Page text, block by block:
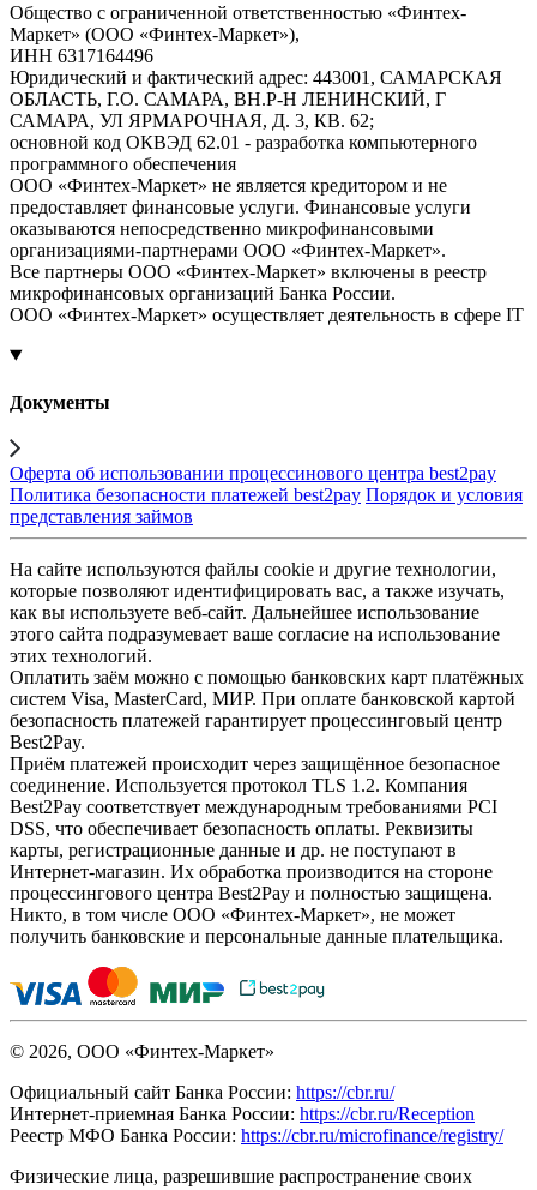
Общество с ограниченной ответственностью «Финтех-
Маркет» (ООО «Финтех-Маркет»),
ИНН 6317164496
Юридический и фактический адрес: 443001, САМАРСКАЯ
ОБЛАСТЬ, Г.О. САМАРА, ВН.Р-Н ЛЕНИНСКИЙ, Г
САМАРА, УЛ ЯРМАРОЧНАЯ, Д. 3, КВ. 62;
основной код ОКВЭД 62.01 - разработка компьютерного
программного обеспечения
ООО «Финтех-Маркет» не является кредитором и не
предоставляет финансовые услуги. Финансовые услуги
оказываются непосредственно микрофинансовыми
организациями-партнерами ООО «Финтех-Маркет».
Все партнеры ООО «Финтех-Маркет» включены в реестр
микрофинансовых организаций Банка России.
ООО «Финтех-Маркет» осуществляет деятельность в сфере IT
Документы
Оферта об использовании процессинового центра best2pay
Политика безопасности платежей best2pay Порядок и условия
представления займов
На сайте используются файлы cookie и другие технологии,
которые позволяют идентифицировать вас, а также изучать,
как вы используете веб-сайт. Дальнейшее использование
этого сайта подразумевает ваше согласие на использование
этих технологий.
Оплатить заём можно с помощью банковских карт платёжных
систем Visa, MasterCard, МИР. При оплате банковской картой
безопасность платежей гарантирует процессинговый центр
Best2Pay.
Приём платежей происходит через защищённое безопасное
соединение. Используется протокол TLS 1.2. Компания
Best2Pay соответствует международным требованиями PCI
DSS, что обеспечивает безопасность оплаты. Реквизиты
карты, регистрационные данные и др. не поступают в
Интернет-магазин. Их обработка производится на стороне
процессингового центра Best2Pay и полностью защищена.
Никто, в том числе ООО «Финтех-Маркет», не может
получить банковские и персональные данные плательщика.
© 2026, ООО «Финтех-Маркет»
Официальный сайт Банка России: https://cbr.ru/
Интернет-приемная Банка России: https://cbr.ru/Reception
Реестр МФО Банка России: https://cbr.ru/microfinance/registry/
Физические лица, разрешившие распространение своих